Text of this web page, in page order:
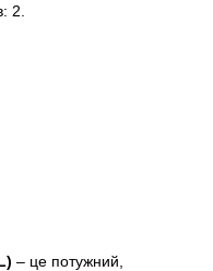
2.
– це потужний,